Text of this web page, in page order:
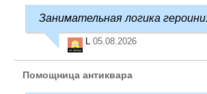
Занимательная логика героини.
L 05.08.2026
Помощница антиквара